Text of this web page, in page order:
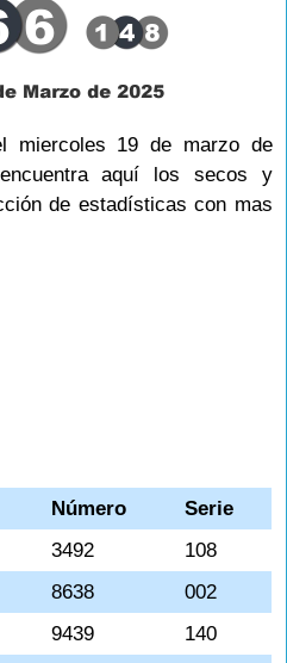
miercoles 19 de marzo de
aquí los secos y
de estadísticas con mas
Número
Serie
3492
108
8638
002
9439
140